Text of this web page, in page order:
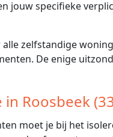
jouw specifieke
zelfstandige
De enige
Roosbeek
moet je bij het